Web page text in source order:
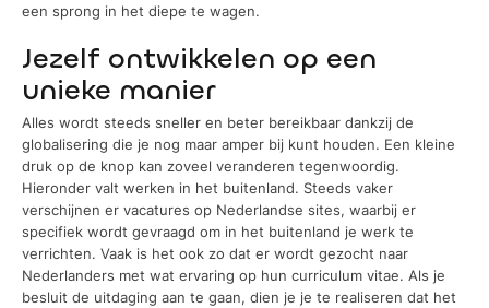
een sprong in het diepe te wagen.
Jezelf ontwikkelen op een
unieke manier
Alles wordt steeds sneller en beter bereikbaar dankzij de
globalisering die je nog maar amper bij kunt houden. Een kleine
druk op de knop kan zoveel veranderen tegenwoordig.
Hieronder valt werken in het buitenland. Steeds vaker
verschijnen er vacatures op Nederlandse sites, waarbij er
specifiek wordt gevraagd om in het buitenland je werk te
verrichten. Vaak is het ook zo dat er wordt gezocht naar
Nederlanders met wat ervaring op hun curriculum vitae. Als je
besluit de uitdaging aan te gaan, dien je je te realiseren dat het